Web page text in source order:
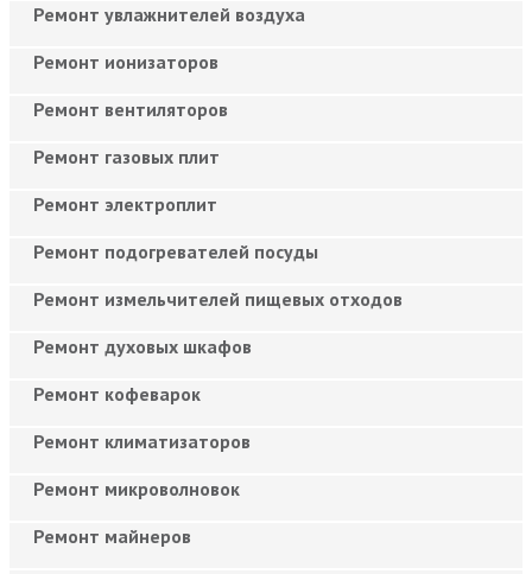
Ремонт увлажнителей воздуха
Ремонт ионизаторов
Ремонт вентиляторов
Ремонт газовых плит
Ремонт электроплит
Ремонт подогревателей посуды
Ремонт измельчителей пищевых отходов
Ремонт духовых шкафов
Ремонт кофеварок
Ремонт климатизаторов
Ремонт микроволновок
Ремонт майнеров